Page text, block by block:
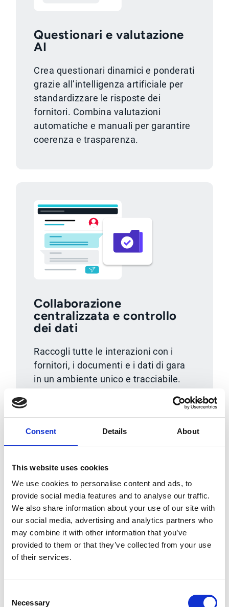
Consent Details About
This website uses cookies
We use cookies to personalise content and ads, to
provide social media features and to analyse our traffic.
We also share information about your use of our site with
our social media, advertising and analytics partners who
may combine it with other information that you’ve
provided to them or that they’ve collected from your use
of their services.
Selection
Necessary
Questionari e valutazione
AI
Crea questionari dinamici e ponderati
grazie all’intelligenza artificiale per
standardizzare le risposte dei
fornitori. Combina valutazioni
automatiche e manuali per garantire
coerenza e trasparenza.
Collaborazione
centralizzata e controllo
dei dati
Raccogli tutte le interazioni con i
fornitori, i documenti e i dati di gara
in un ambiente unico e tracciabile.
Analytics avanzate e
integrazione completa
concreti grazie a dashboard e report